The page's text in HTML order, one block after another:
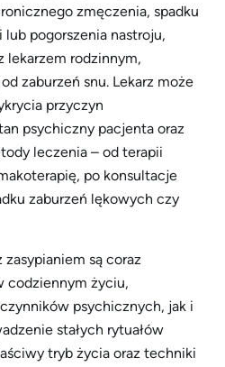
zmęczenia, spadku
pogorszenia nastroju,
lekarzem rodzinnym,
zaburzeń snu. Lekarz może
przyczyn
psychiczny pacjenta oraz
leczenia – od terapii
po konsultacje
zaburzeń lękowych czy
są coraz
codziennym życiu,
psychicznych, jak i
stałych rytuałów
tryb życia oraz techniki